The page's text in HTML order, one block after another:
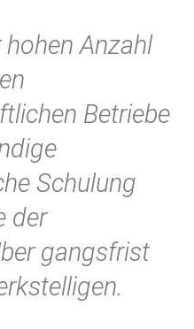
Anzahl
Betriebe
Schulung
der
gangsfrist